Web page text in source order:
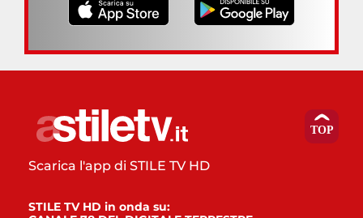
Scarica l'app di STILE TV HD
STILE TV HD in onda su: